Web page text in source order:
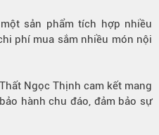
sản phẩm tích hợp nhiều
phí mua sắm nhiều món nội
Ngọc Thịnh cam kết mang
hành chu đáo, đảm bảo sự